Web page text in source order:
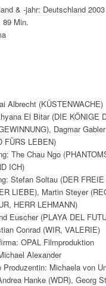
& -jahr: Deutschland 2003
89 Min.
Albrecht (KÜSTENWACHE)
El Bitar (DIE KÖNIGE
Dagmar
FÜRS LEBEN)
The Chau Ngo
ICH)
Stefan Soltau (DER
LIEBE), Martin Steyer
HERR LEHMANN)
Euscher (PLAYA DEL
Conrad (WIR, VALERIE)
OPAL Filmproduktion
Alexander
Produzentin: Michaela von
Hanke (WDR), Georg